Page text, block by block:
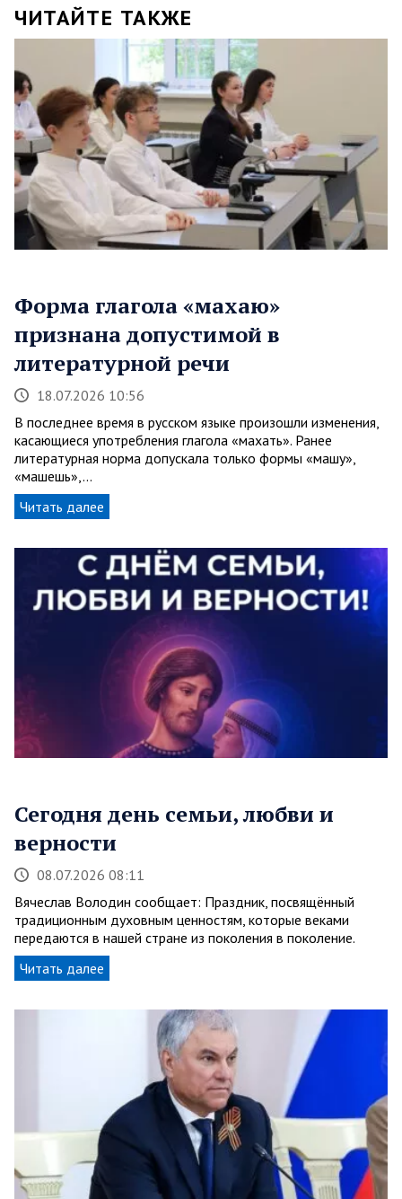
ЧИТАЙТЕ ТАКЖЕ
Форма глагола «махаю»
признана допустимой в
литературной речи
18.07.2026 10:56
В последнее время в русском языке произошли изменения,
касающиеся употребления глагола «махать». Ранее
литературная норма допускала только формы «машу»,
«машешь»,…
Читать далее
Сегодня день семьи, любви и
верности
08.07.2026 08:11
Вячеслав Володин сообщает: Праздник, посвящённый
традиционным духовным ценностям, которые веками
передаются в нашей стране из поколения в поколение.
Читать далее